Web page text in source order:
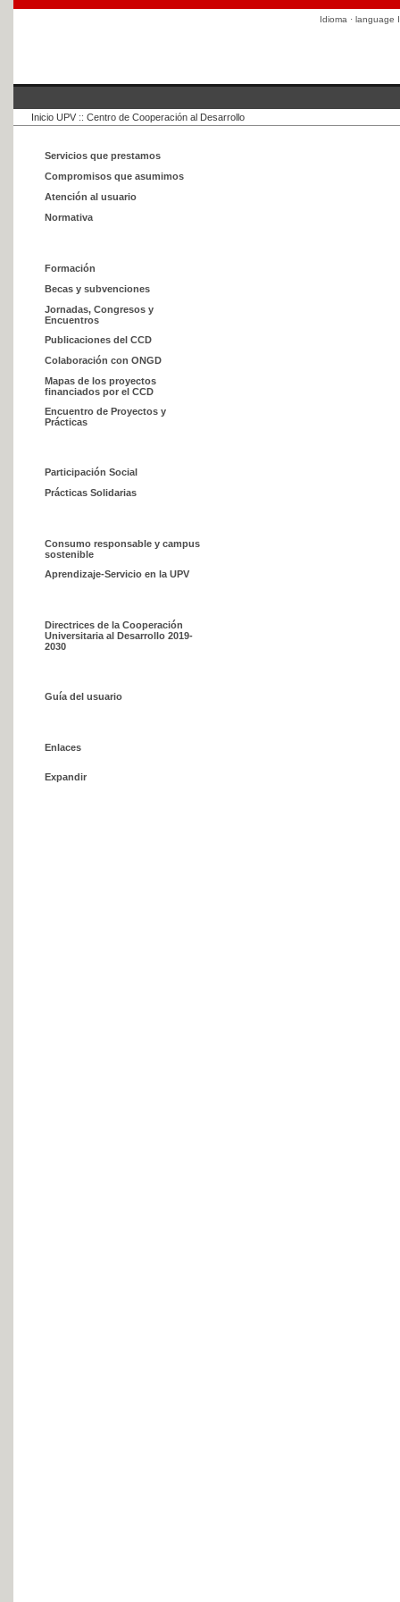
Idioma · language I
Inicio UPV :: Centro de Cooperación al Desarrollo
Servicios que prestamos
Compromisos que asumimos
Atención al usuario
Normativa
Formación
Becas y subvenciones
Jornadas, Congresos y
Encuentros
Publicaciones del CCD
Colaboración con ONGD
Mapas de los proyectos
financiados por el CCD
Encuentro de Proyectos y
Prácticas
Participación Social
Prácticas Solidarias
Consumo responsable y campus
sostenible
Aprendizaje-Servicio en la UPV
Directrices de la Cooperación
Universitaria al Desarrollo 2019-
2030
Guía del usuario
Enlaces
Expandir